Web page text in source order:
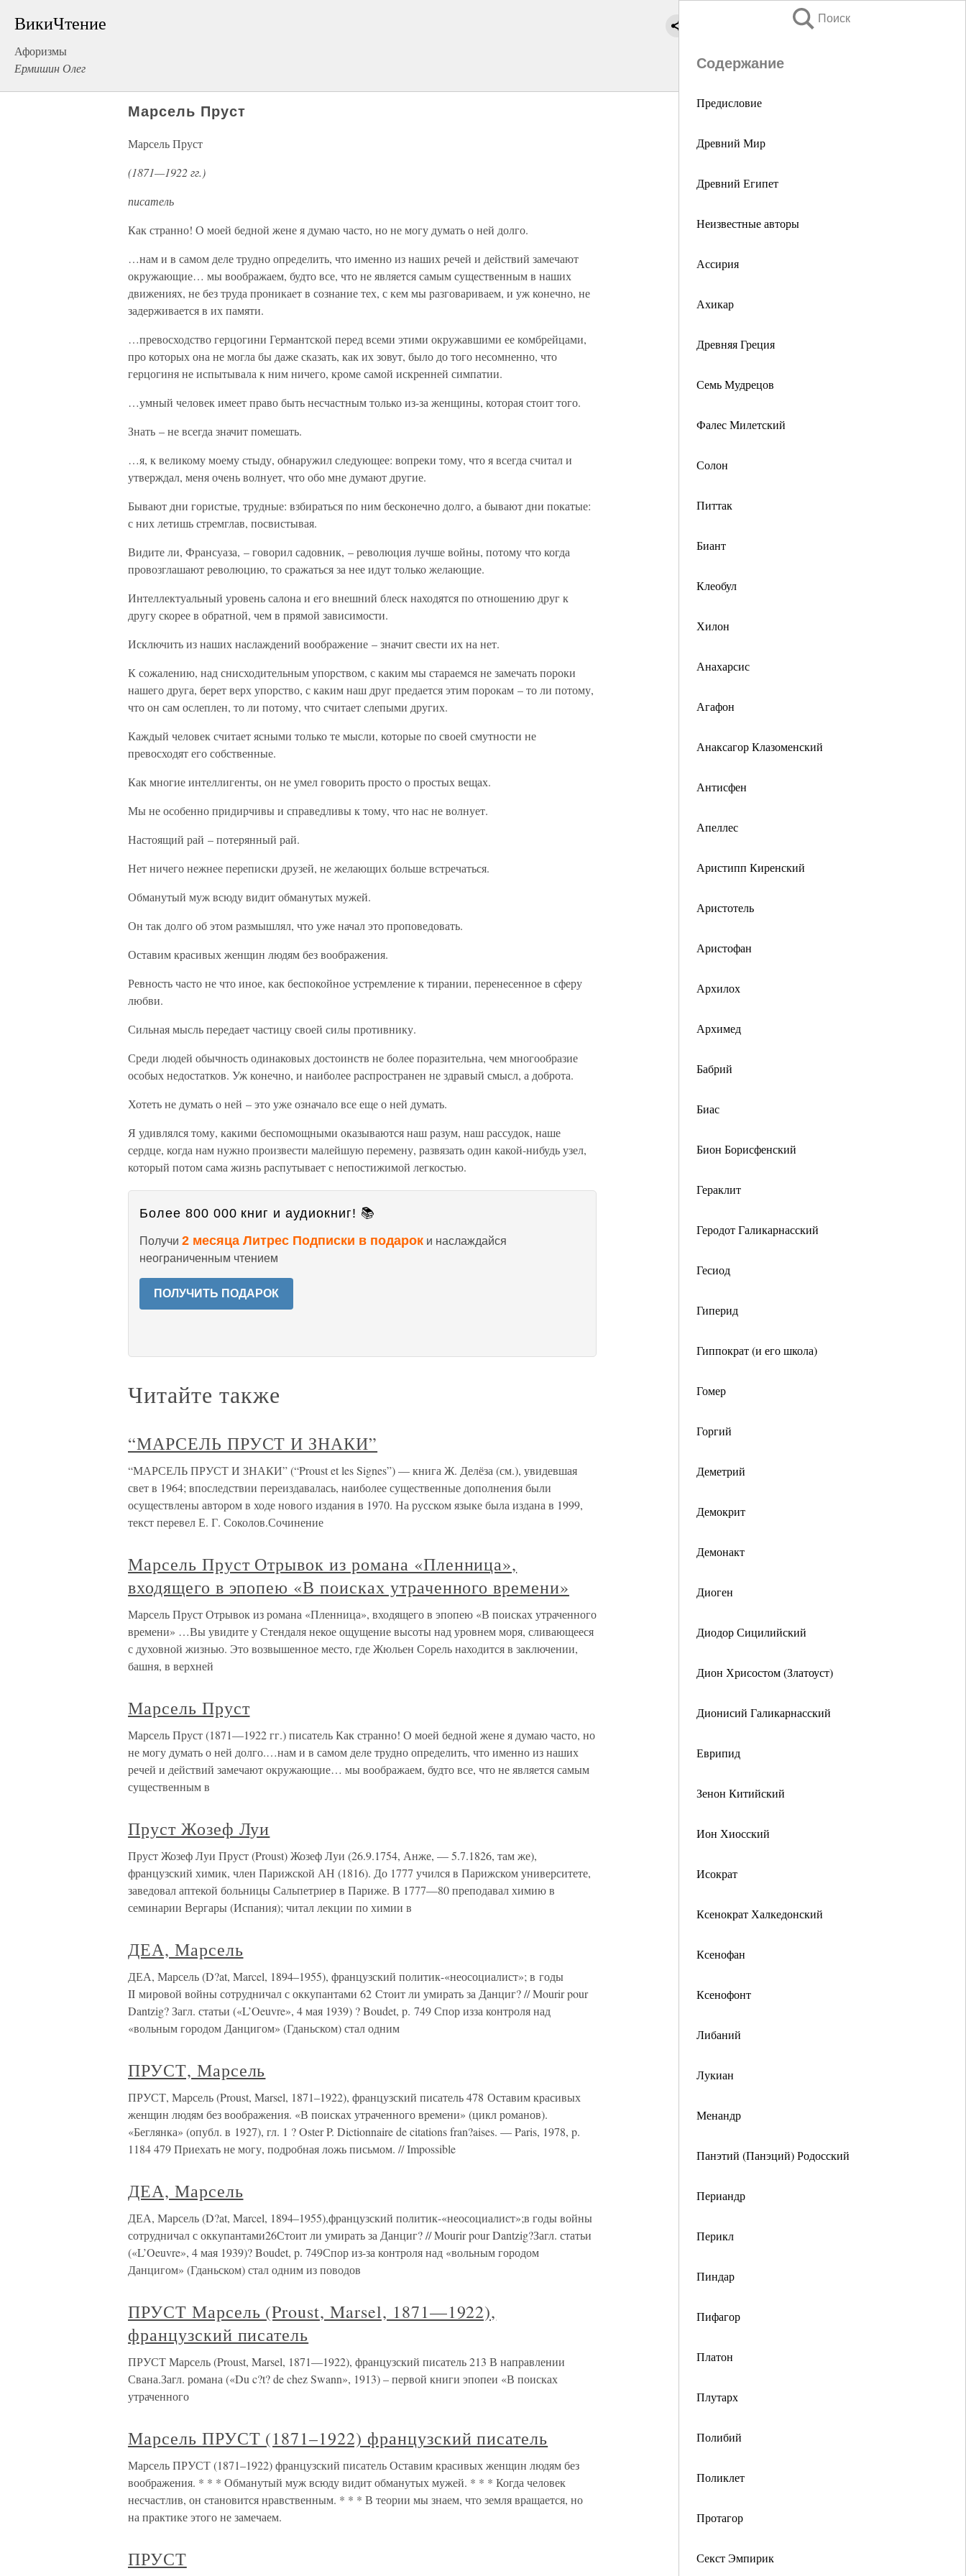
ВикиЧтение
Афоризмы
Ермишин Олег
Поиск
Содержание
Предисловие
Древний Мир
Древний Египет
Неизвестные авторы
Ассирия
Ахикар
Древняя Греция
Семь Мудрецов
Фалес Милетский
Солон
Питтак
Биант
Клеобул
Хилон
Анахарсис
Агафон
Анаксагор Клазоменский
Антисфен
Апеллес
Аристипп Киренский
Аристотель
Аристофан
Архилох
Архимед
Бабрий
Биас
Бион Борисфенский
Гераклит
Геродот Галикарнасский
Гесиод
Гиперид
Гиппократ (и его школа)
Гомер
Горгий
Деметрий
Демокрит
Демонакт
Диоген
Диодор Сицилийский
Дион Хрисостом (Златоуст)
Дионисий Галикарнасский
Еврипид
Зенон Китийский
Ион Хиосский
Исократ
Ксенократ Халкедонский
Ксенофан
Ксенофонт
Либаний
Лукиан
Менандр
Панэтий (Панэций) Родосский
Периандр
Перикл
Пиндар
Пифагор
Платон
Плутарх
Полибий
Поликлет
Протагор
Секст Эмпирик
Марсель Пруст
Марсель Пруст
(1871—1922 гг.)
писатель
Как странно! О моей бедной жене я думаю часто, но не могу думать о ней долго.
…нам и в самом деле трудно определить, что именно из наших речей и действий замечают
окружающие… мы воображаем, будто все, что не является самым существенным в наших
движениях, не без труда проникает в сознание тех, с кем мы разговариваем, и уж конечно, не
задерживается в их памяти.
…превосходство герцогини Германтской перед всеми этими окружавшими ее комбрейцами,
про которых она не могла бы даже сказать, как их зовут, было до того несомненно, что
герцогиня не испытывала к ним ничего, кроме самой искренней симпатии.
…умный человек имеет право быть несчастным только из-за женщины, которая стоит того.
Знать – не всегда значит помешать.
…я, к великому моему стыду, обнаружил следующее: вопреки тому, что я всегда считал и
утверждал, меня очень волнует, что обо мне думают другие.
Бывают дни гористые, трудные: взбираться по ним бесконечно долго, а бывают дни покатые:
с них летишь стремглав, посвистывая.
Видите ли, Франсуаза, – говорил садовник, – революция лучше войны, потому что когда
провозглашают революцию, то сражаться за нее идут только желающие.
Интеллектуальный уровень салона и его внешний блеск находятся по отношению друг к
другу скорее в обратной, чем в прямой зависимости.
Исключить из наших наслаждений воображение – значит свести их на нет.
К сожалению, над снисходительным упорством, с каким мы стараемся не замечать пороки
нашего друга, берет верх упорство, с каким наш друг предается этим порокам – то ли потому,
что он сам ослеплен, то ли потому, что считает слепыми других.
Каждый человек считает ясными только те мысли, которые по своей смутности не
превосходят его собственные.
Как многие интеллигенты, он не умел говорить просто о простых вещах.
Мы не особенно придирчивы и справедливы к тому, что нас не волнует.
Настоящий рай – потерянный рай.
Нет ничего нежнее переписки друзей, не желающих больше встречаться.
Обманутый муж всюду видит обманутых мужей.
Он так долго об этом размышлял, что уже начал это проповедовать.
Оставим красивых женщин людям без воображения.
Ревность часто не что иное, как беспокойное устремление к тирании, перенесенное в сферу
любви.
Сильная мысль передает частицу своей силы противнику.
Среди людей обычность одинаковых достоинств не более поразительна, чем многообразие
особых недостатков. Уж конечно, и наиболее распространен не здравый смысл, а доброта.
Хотеть не думать о ней – это уже означало все еще о ней думать.
Я удивлялся тому, какими беспомощными оказываются наш разум, наш рассудок, наше
сердце, когда нам нужно произвести малейшую перемену, развязать один какой-нибудь узел,
который потом сама жизнь распутывает с непостижимой легкостью.
Более 800 000 книг и аудиокниг! 📚
Получи 2 месяца Литрес Подписки в подарок и наслаждайся
неограниченным чтением
ПОЛУЧИТЬ ПОДАРОК
Читайте также
“МАРСЕЛЬ ПРУСТ И ЗНАКИ”
“МАРСЕЛЬ ПРУСТ И ЗНАКИ” (“Proust et les Signes”) — книга Ж. Делёза (см.), увидевшая
свет в 1964; впоследствии переиздавалась, наиболее существенные дополнения были
осуществлены автором в ходе нового издания в 1970. На русском языке была издана в 1999,
текст перевел Е. Г. Соколов.Сочинение
Марсель Пруст Отрывок из романа «Пленница»,
входящего в эпопею «В поисках утраченного времени»
Марсель Пруст Отрывок из романа «Пленница», входящего в эпопею «В поисках утраченного
времени» …Вы увидите у Стендаля некое ощущение высоты над уровнем моря, сливающееся
с духовной жизнью. Это возвышенное место, где Жюльен Сорель находится в заключении,
башня, в верхней
Марсель Пруст
Марсель Пруст (1871—1922 гг.) писатель Как странно! О моей бедной жене я думаю часто, но
не могу думать о ней долго.…нам и в самом деле трудно определить, что именно из наших
речей и действий замечают окружающие… мы воображаем, будто все, что не является самым
существенным в
Пруст Жозеф Луи
Пруст Жозеф Луи Пруст (Proust) Жозеф Луи (26.9.1754, Анже, — 5.7.1826, там же),
французский химик, член Парижской АН (1816). До 1777 учился в Парижском университете,
заведовал аптекой больницы Сальпетриер в Париже. В 1777—80 преподавал химию в
семинарии Вергары (Испания); читал лекции по химии в
ДЕА, Марсель
ДЕА, Марсель (D?at, Marcel, 1894–1955), французский политик-«неосоциалист»; в годы
II мировой войны сотрудничал с оккупантами 62 Стоит ли умирать за Данциг? // Mourir pour
Dantzig? Загл. статьи («L’Oeuvre», 4 мая 1939) ? Boudet, p. 749 Спор изза контроля над
«вольным городом Данцигом» (Гданьском) стал одним
ПРУСТ, Марсель
ПРУСТ, Марсель (Proust, Marsel, 1871–1922), французский писатель 478 Оставим красивых
женщин людям без воображения. «В поисках утраченного времени» (цикл романов).
«Беглянка» (опубл. в 1927), гл. 1 ? Oster P. Dictionnaire de citations fran?aises. — Paris, 1978, p.
1184 479 Приехать не могу, подробная ложь письмом. // Impossible
ДЕА, Марсель
ДЕА, Марсель (D?at, Marcel, 1894–1955),французский политик-«неосоциалист»;в годы войны
сотрудничал с оккупантами26Стоит ли умирать за Данциг? // Mourir pour Dantzig?Загл. статьи
(«L’Oeuvre», 4 мая 1939)? Boudet, p. 749Спор из-за контроля над «вольным городом
Данцигом» (Гданьском) стал одним из поводов
ПРУСТ Марсель (Proust, Marsel, 1871—1922),
французский писатель
ПРУСТ Марсель (Proust, Marsel, 1871—1922), французский писатель 213 В направлении
Свана.Загл. романа («Du c?t? de chez Swann», 1913) – первой книги эпопеи «В поисках
утраченного
Марсель ПРУСТ (1871–1922) французский писатель
Марсель ПРУСТ (1871–1922) французский писатель Оставим красивых женщин людям без
воображения. * * * Обманутый муж всюду видит обманутых мужей. * * * Когда человек
несчастлив, он становится нравственным. * * * В теории мы знаем, что земля вращается, но
на практике этого не замечаем.
ПРУСТ